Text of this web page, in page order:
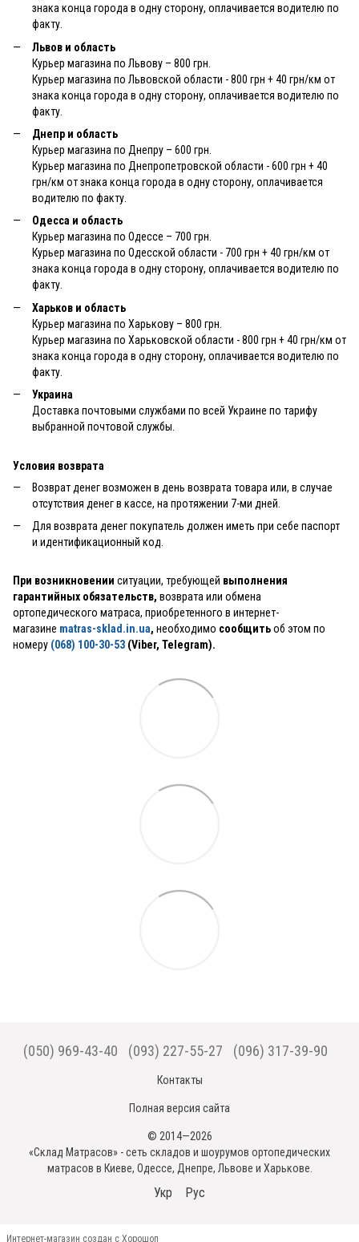
знака конца города в одну сторону, оплачивается водителю по
факту.
Львов и область
Курьер магазина по Львову – 800 грн.
Курьер магазина по Львовской области - 800 грн + 40 грн/км от
знака конца города в одну сторону, оплачивается водителю по
факту.
Днепр и область
Курьер магазина по Днепру – 600 грн.
Курьер магазина по Днепропетровской области - 600 грн + 40
грн/км от знака конца города в одну сторону, оплачивается
водителю по факту.
Одесса и область
Курьер магазина по Одессе – 700 грн.
Курьер магазина по Одесской области - 700 грн + 40 грн/км от
знака конца города в одну сторону, оплачивается водителю по
факту.
Харьков и область
Курьер магазина по Харькову – 800 грн.
Курьер магазина по Харьковской области - 800 грн + 40 грн/км от
знака конца города в одну сторону, оплачивается водителю по
факту.
Украина
Доставка почтовыми службами по всей Украине по тарифу
выбранной почтовой службы.
Условия возврата
Возврат денег возможен в день возврата товара или, в случае
отсутствия денег в кассе, на протяжении 7-ми дней.
Для возврата денег покупатель должен иметь при себе паспорт
и идентификационный код.
При возникновении ситуации, требующей выполнения
гарантийных обязательств, возврата или обмена
ортопедического матраса, приобретенного в интернет-
магазине matras-sklad.in.ua, необходимо сообщитьоб этом по
номеру (068) 100-30-53 (Viber, Telegram).
(050) 969-43-40 (093) 227-55-27 (096) 317-39-90
Контакты
Полная версия сайта
© 2014—2026
«Склад Матрасов» - сеть складов и шоурумов ортопедических
матрасов в Киеве, Одессе, Днепре, Львове и Харькове.
Укр Рус
Интернет-магазин создан с Хорошоп